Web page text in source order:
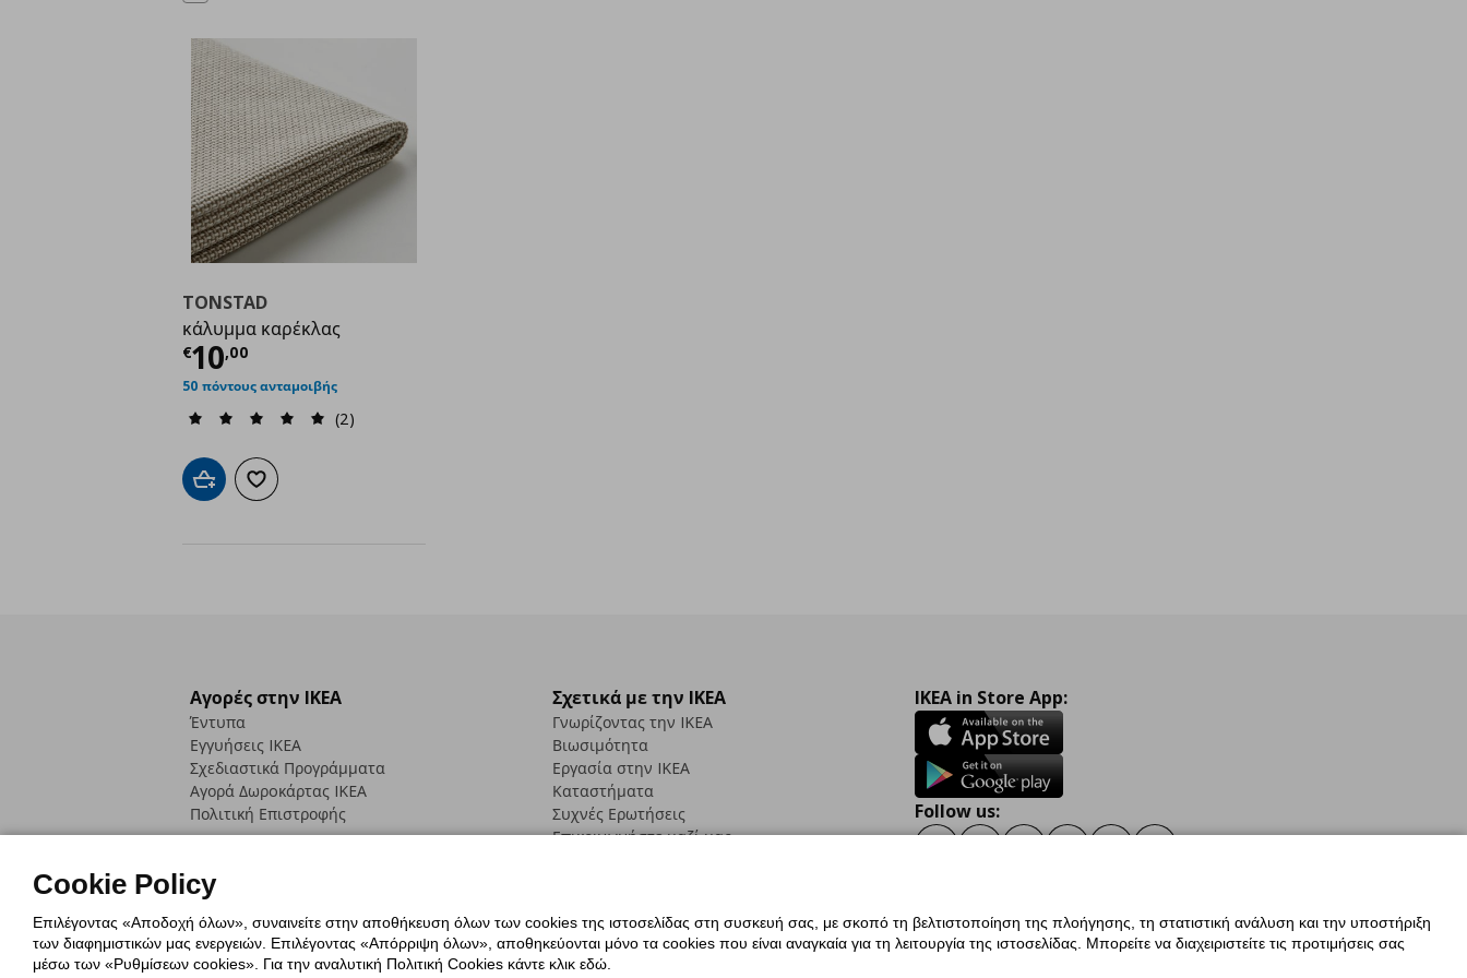
TONSTAD
κάλυμμα καρέκλας
€10,00
Τρέχουσα τιμή
50 πόντους ανταμοιβής
(2)
Προσθήκη στο καλάθι
Προσθήκη στα αγαπημένα
Αγορές στην IKEA
Έντυπα
Εγγυήσεις IKEA
Σχεδιαστικά Προγράμματα
Αγορά Δωρoκάρτας IKEA
Πολιτική Επιστροφής
Σχετικά με την IKEA
Γνωρίζοντας την IKEA
Βιωσιμότητα
Εργασία στην IKEA
Καταστήματα
Συχνές Ερωτήσεις
Επικοινωνήστε μαζί μας
IKEA in Store App:
Follow us:
Πολιτική Cookies Δήλωση ψηφιακής προσβασιμότητας
Γενική Πολιτική Προσωπικών Δεδομένων
Cookie Policy
Επιλέγοντας «Αποδοχή όλων», συναινείτε στην αποθήκευση όλων των cookies της ιστοσελίδας στη συσκευή σας, με σκοπό τη βελτιστοποίηση της πλοήγησης, τη στατιστική ανάλυση και την υποστήριξη
των διαφημιστικών μας ενεργειών. Επιλέγοντας «Απόρριψη όλων», αποθηκεύονται μόνο τα cookies που είναι αναγκαία για τη λειτουργία της ιστοσελίδας. Μπορείτε να διαχειριστείτε τις προτιμήσεις σας
μέσω των «Ρυθμίσεων cookies». Για την αναλυτική Πολιτική Cookies κάντε κλικ εδώ.